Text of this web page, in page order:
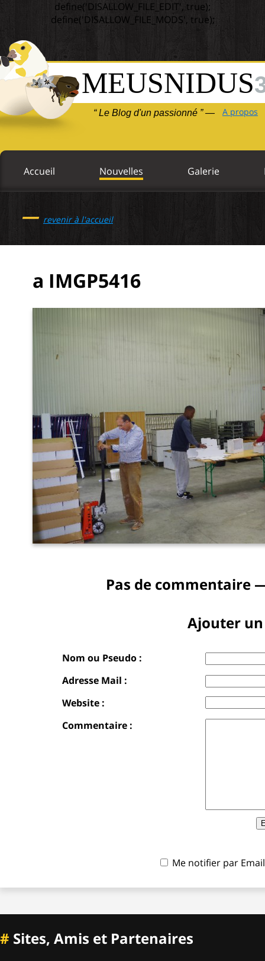
define('DISALLOW_FILE_EDIT', true);
define('DISALLOW_FILE_MODS', true);
MEUSNIDUS
“ Le Blog d'un passionné ” — A propos
Accueil Nouvelles Galerie
— revenir à l'accueil
a IMGP5416
Pas de commentaire
Ajouter
Nom ou Pseudo :
Adresse Mail :
Website :
Commentaire :
Me notifier par
# Sites, Amis et Partenaires